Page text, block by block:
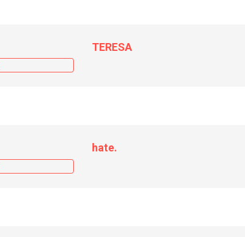
TERESA
hate.